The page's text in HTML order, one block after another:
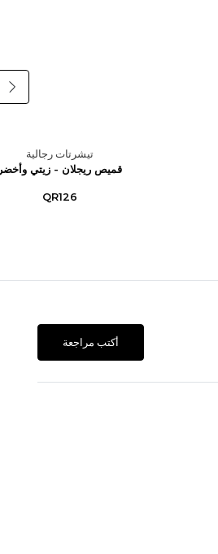
تيشرتات رجالية
قميص ريجلان - زيتي وأخضر
QR126
أكتب مراجعة